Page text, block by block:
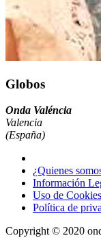
Globos
Onda Valéncia
Valencia
(España)
¿Quienes
Información
Uso de Cookies
Política de
Copyright © 2020